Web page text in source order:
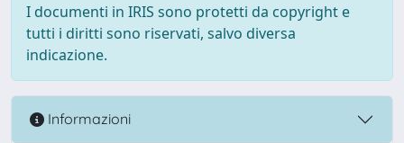
I documenti in IRIS sono protetti da copyright e
tutti i diritti sono riservati, salvo diversa
indicazione.
Informazioni